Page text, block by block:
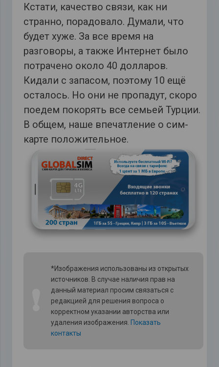
Кстати, качество связи, как ни
странно, порадовало. Думали, что
будет хуже. За все время на
разговоры, а также Интернет было
потрачено около 40 долларов.
Кидали с запасом, поэтому 10 ещё
осталось. Но они не пропадут, скоро
поедем покорять все семьей Турции.
В общем, наше впечатление о сим-
карте положительное.
*Изображения использованы из открытых
источников. В случае наличия прав на
данный материал просим связаться с
редакцией для решения вопроса о
корректном указании авторства или
удаления изображения. Показать
контакты